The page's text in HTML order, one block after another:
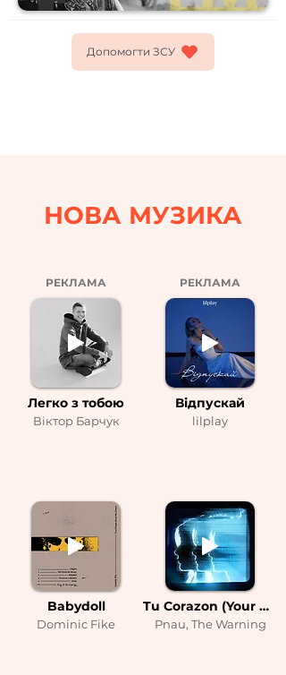
Допомогти ЗСУ
НОВА МУЗИКА
РЕКЛАМА
Легко з тобою
Віктор Барчук
Babydoll
Dominic Fike
РЕКЛАМА
Відпускай
lilplay
Tu Corazon (Your Heart)
Pnau, The Warning